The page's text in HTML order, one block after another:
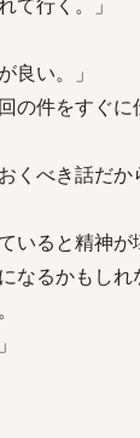
良い。」
件をすぐに
べき話だか
ると精神が
るかもしれ